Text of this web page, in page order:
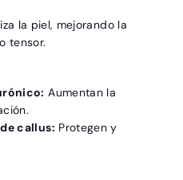
la piel, mejorando la
tensor.
Aumentan la
callus: Protegen y